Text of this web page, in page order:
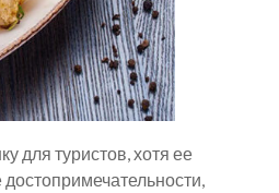
для туристов, хотя ее